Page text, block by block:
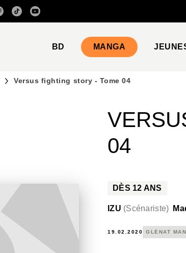
CONTENU
BD MANGA
Versus fighting story - Tome 04
04
DÈS 12 ANS
IZU (Scénariste)
19.02.2020 GLÉNAT